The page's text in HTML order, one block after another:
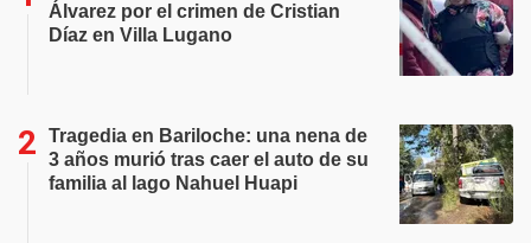
Álvarez por el crimen de Cristian
Díaz en Villa Lugano
Tragedia en Bariloche: una nena de
3 años murió tras caer el auto de su
familia al lago Nahuel Huapi